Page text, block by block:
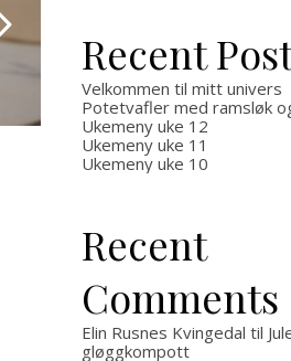
lapskaus
med og
uten
Recent
Velkommen til mitt univers
Potetvafler med ramsløk
Ukemeny uke 12
Ukemeny uke 11
Ukemeny uke 10
Recent
Comments
Elin Rusnes Kvingedal til
gløggkompott